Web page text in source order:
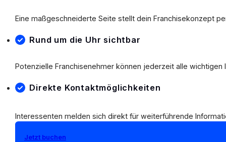
Eine maßgeschneiderte Seite stellt dein Franchisekonzept
Rund um die Uhr sichtbar
Potenzielle Franchisenehmer können jederzeit alle wichtigen
Direkte Kontaktmöglichkeiten
Interessenten melden sich direkt für weiterführende
Jetzt buchen